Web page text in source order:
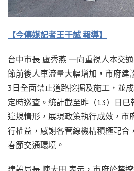
【今傳媒記者王于誠 報導】
台中市長 盧秀燕 一向重視人本交
節前後人車流量大幅增加，市府建
3日全面禁止道路挖掘及施工，並
定時巡查。統計截至昨（13）日
違規情形，展現政策執行成效，市
行權益，感謝各管線機構積極配合
春節交通環境。